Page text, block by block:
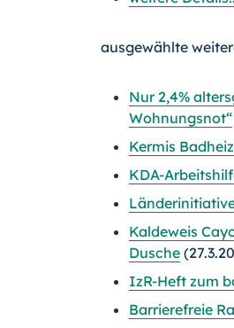
ausgewählte
Nur 2,4%
Wohnungsnot“
Kermis
KDA-
Kaldeweis
Dusche
IzR-Heft zum
Barrierefreie